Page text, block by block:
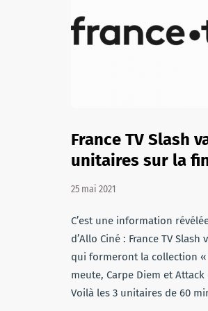
France TV Slash
unitaires sur la
25 mai 2021
C’est une information
d’Allo Ciné : France TV
qui formeront la collection
meute, Carpe Diem et
Voilà les 3 unitaires de 60